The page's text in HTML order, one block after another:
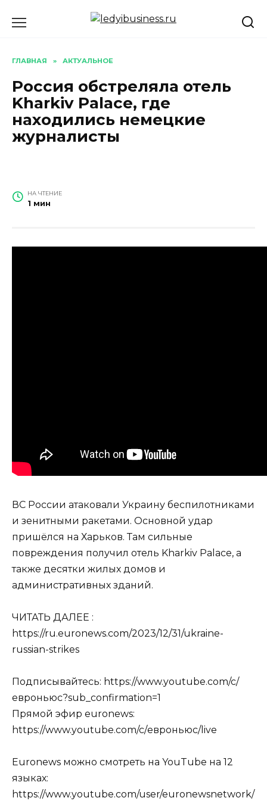
ГЛАВНАЯ » АКТУАЛЬНОЕ
Россия обстреляла отель
Kharkiv Palace, где
находились немецкие
журналисты
НА ЧТЕНИЕ
1 мин
ВС России атаковали Украину беспилотниками
и зенитными ракетами. Основной удар
пришёлся на Харьков. Там сильные
повреждения получил отель Kharkiv Palace, а
также десятки жилых домов и
административных зданий.
ЧИТАТЬ ДАЛЕЕ :
https://ru.euronews.com/2023/12/31/ukraine-
russian-strikes
Подписывайтесь: https://www.youtube.com/c/
евроньюс?sub_confirmation=1
Прямой эфир euronews:
https://www.youtube.com/c/евроньюс/live
Euronews можно смотреть на YouTube на 12
языках:
https://www.youtube.com/user/euronewsnetwork/